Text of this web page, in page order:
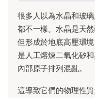
很多人以為水晶和玻
都不一樣。水晶是天
但形成於地底高壓環
是人工熔煉二氧化矽
內部原子排列混亂。
這導致它們的物理性